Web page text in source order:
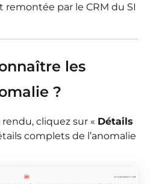
remontée par le CRM du SI
les
?
cliquez sur « Détails
complets de l’anomalie